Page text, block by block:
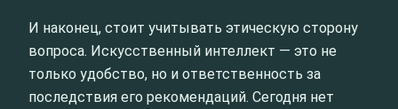
И наконец, стоит учитывать этическую сторону
вопроса. Искусственный интеллект — это не
только удобство, но и ответственность за
последствия его рекомендаций. Сегодня нет